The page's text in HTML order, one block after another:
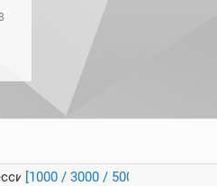
[1000 / 3000 / 5000]